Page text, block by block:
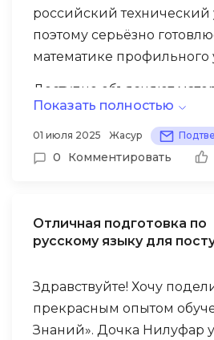
российский технический
поэтому серьёзно
математике профильного
Доступно объясняют
понравились темы по
тригонометрии.
Сергеевич показывает
понимать сложные
уверенность в решении.
Самым интересным был
системы орошения
Нужно было рассчитать
Показать полностью
01 июля 2025 Жасур
0 Комментировать
Отличная подготовка по
русскому языку для
Здравствуйте! Хочу
прекрасным опытом
Знаний». Дочка Нилуфар